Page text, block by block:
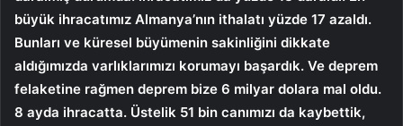
büyük ihracatımız Almanya’nın ithalatı yüzde 17 azaldı.
Bunları ve küresel büyümenin sakinliğini dikkate
aldığımızda varlıklarımızı korumayı başardık. Ve deprem
felaketine rağmen deprem bize 6 milyar dolara mal oldu.
8 ayda ihracatta. Üstelik 51 bin canımızı da kaybettik,